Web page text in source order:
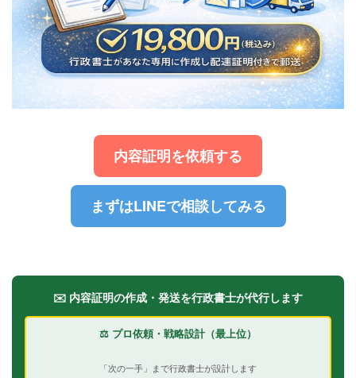
内容証明を依頼する
まずはLINEで相談してみる
✉️ 内容証明の作成・発送を行政書士が代行します
⚖️ プロ依頼・戦略設計（最上位）
「次の一手」まで行政書士が設計します